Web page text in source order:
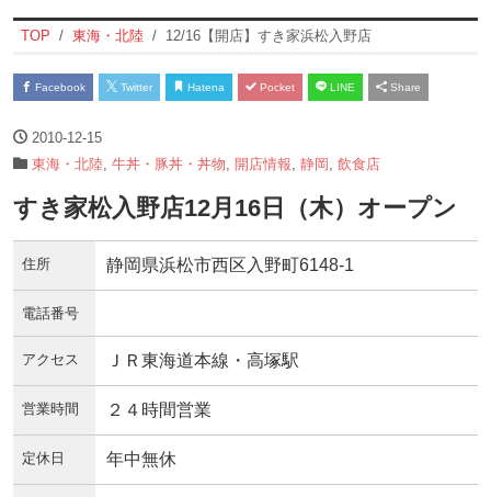
TOP 東海・北陸 12/16【開店】すき家浜松入野店
Facebook Twitter Hatena Pocket LINE Share
2010-12-15
東海・北陸 牛丼・豚丼・丼物 開店情報 静岡 飲食店
すき家松入野店12月16日（木）オープン
住所 静岡県浜松市西区入野町6148-1
電話番号
アクセス ＪＲ東海道本線・高塚駅
営業時間 ２４時間営業
定休日 年中無休